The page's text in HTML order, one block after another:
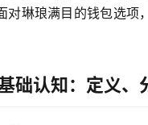
对琳琅满目的钱包选
础认知：定义、